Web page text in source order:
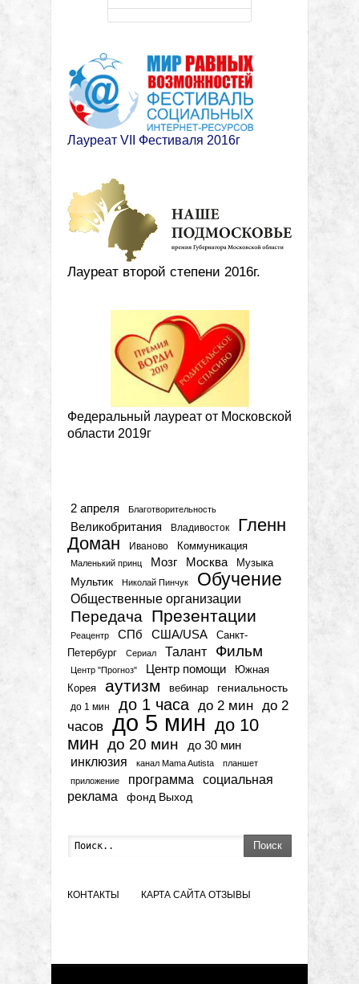
Лауреат VII Фестиваля 2016г
Лауреат второй степени 2016г.
Федеральный лауреат от Московской
области 2019г
2 апреля Благотворительность
Великобритания Владивосток
Гленн
Доман
Иваново Коммуникация
Маленький принц Мозг Москва Музыка
Мультик Николай Пинчук Обучение
Общественные организации
Передача Презентации
Реацентр СПб США/USA
Санкт-
Петербург
Сериал Талант Фильм
Центр "Прогноз" Центр помощи
Южная
Корея
аутизм вебинар гениальность
до 1 мин до 1 часа до 2 мин до 2
часов до 5 мин до 10
мин до 20 мин до 30 мин
инклюзия канал Mama Autista
планшет
приложение
программа
социальная
реклама
фонд Выход
Поиск
КОНТАКТЫ КАРТА САЙТА ОТЗЫВЫ